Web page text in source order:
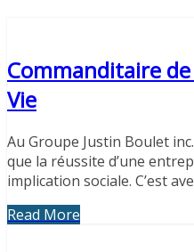
Commanditaire
Vie
Au Groupe Justin Boulet
que la réussite d’une
implication sociale. C’est
Read More